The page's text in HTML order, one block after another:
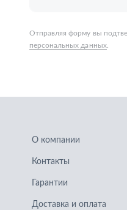
Контакты
Гарантии
Доставка и оплата